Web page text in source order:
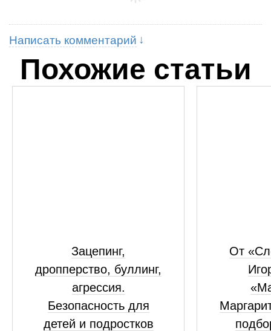
Написать комментарий
Похожие статьи
Зацепинг,
дропперство, буллинг,
агрессия.
Безопасность для
детей и подростков
От